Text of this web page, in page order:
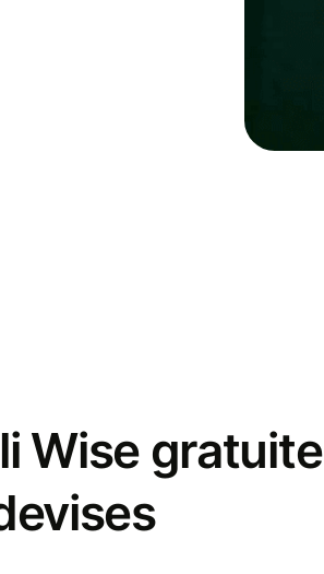
Wise gratuite